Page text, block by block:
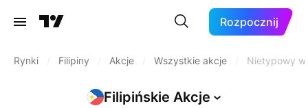
Rozpocznij
Rynki Filipiny Akcje Wszystkie akcje Nietypowy
Filipińskie Akcje